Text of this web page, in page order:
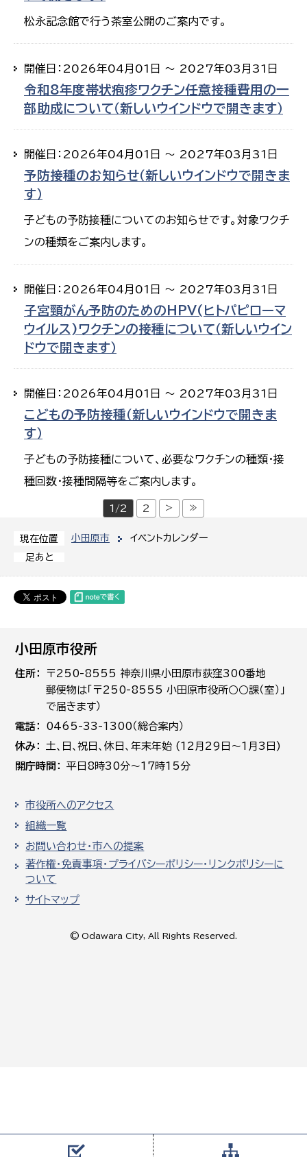
現在位置 小田原市
イベントカレンダー
足あと
松永記念館で行う茶室公開のご案内です。
開催日：2026年04月01日 ～ 2027年03月31日
令和8年度帯状疱疹ワクチン任意接種費用の一
部助成について（新しいウインドウで開きます）
開催日：2026年04月01日 ～ 2027年03月31日
予防接種のお知らせ（新しいウインドウで開きま
す）
子どもの予防接種についてのお知らせです。対象ワクチ
ンの種類をご案内します。
開催日：2026年04月01日 ～ 2027年03月31日
子宮頸がん予防のためのHPV(ヒトパピローマ
ウイルス)ワクチンの接種について（新しいウイン
ドウで開きます）
開催日：2026年04月01日 ～ 2027年03月31日
こどもの予防接種（新しいウインドウで開きま
す）
子どもの予防接種について、必要なワクチンの種類・接
種回数・接種間隔等をご案内します。
1/2 2 > ≫
小田原市役所
住所
〒250-8555 神奈川県小田原市荻窪300番地
郵便物は「〒250-8555 小田原市役所○○課（室）」
で届きます）
電話
0465-33-1300（総合案内）
休み
土､日､祝日、休日、年末年始 (12月29日～1月3日)
開庁時間
平日8時30分～17時15分
市役所へのアクセス
組織一覧
お問い合わせ・市への提案
著作権・免責事項・プライバシーポリシー・リンクポリシーに
ついて
サイトマップ
© Odawara City, All Rights Reserved.